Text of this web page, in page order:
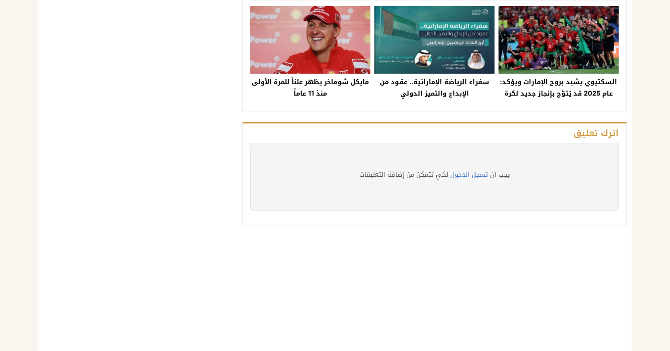
السكتيوي يشيد بروح الإمارات ويؤكد:
عام 2025 قد يُتوَّج بإنجاز جديد لكرة
سفراء الرياضة الإماراتية.. عقود من
الإبداع والتميز الدولي
مايكل شوماخر يظهر علناً للمرة الأولى
منذ 11 عاماً
اترك تعليق
يجب انتسجل الدخول لكي تتمكن من إضافة التعليقات